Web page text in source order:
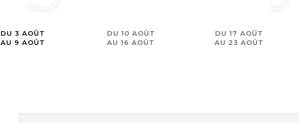
DU 3 AOÛT
AU 9 AOÛT
DU 10 AOÛT
AU 16 AOÛT
DU 17 AOÛT
AU 23 AOÛT